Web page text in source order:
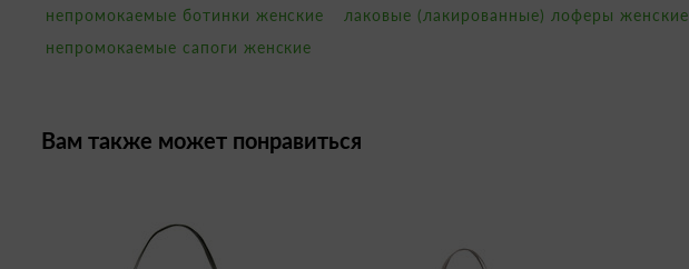
непромокаемые ботинки женские
лаковые (лакированные) лоферы женские
непромокаемые сапоги женские
Вам также может понравиться